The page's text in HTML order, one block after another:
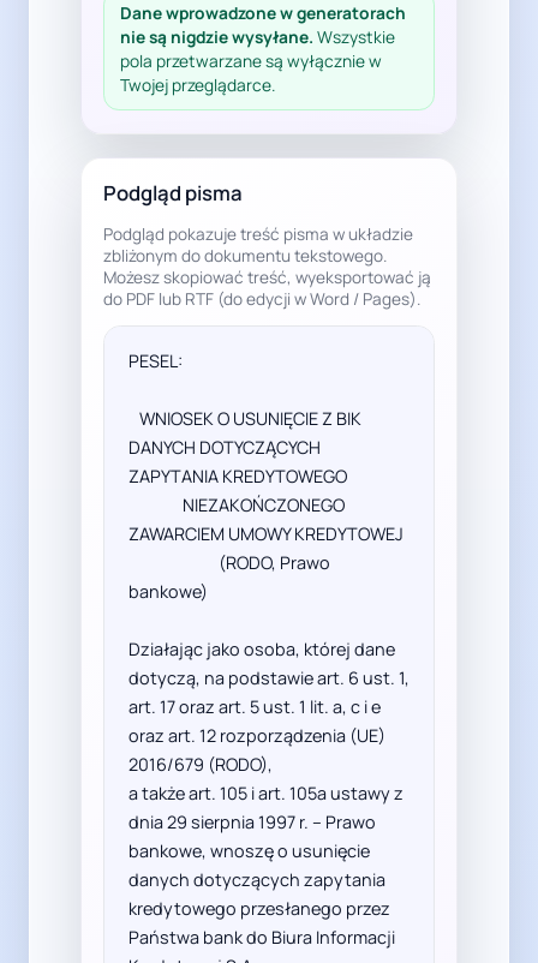
Dane wprowadzone w generatorach
nie są nigdzie wysyłane. Wszystkie
pola przetwarzane są wyłącznie w
Twojej przeglądarce.
Podgląd pisma
Podgląd pokazuje treść pisma w układzie
zbliżonym do dokumentu tekstowego.
Możesz skopiować treść, wyeksportować ją
do PDF lub RTF (do edycji w Word / Pages).
PESEL:
DANYCH DOTYCZĄCYCH
ZAPYTANIA KREDYTOWEGO
ZAWARCIEM UMOWY KREDYTOWEJ
bankowe)
Działając jako osoba, której dane
dotyczą, na podstawie art. 6 ust. 1,
art. 17 oraz art. 5 ust. 1 lit. a, c i e
oraz art. 12 rozporządzenia (UE)
2016/679 (RODO),
a także art. 105 i art. 105a ustawy z
dnia 29 sierpnia 1997 r. – Prawo
bankowe, wnoszę o usunięcie
danych dotyczących zapytania
kredytowego przesłanego przez
Państwa bank do Biura Informacji